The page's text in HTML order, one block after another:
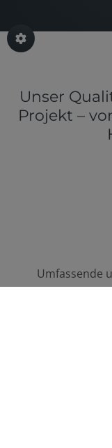
Unser
Projekt – vo
Umfassende